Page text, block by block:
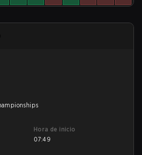
Hora de inicio
07:49